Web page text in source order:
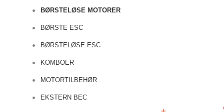
BØRSTELØSE MOTORER
BØRSTE ESC
BØRSTELØSE ESC
KOMBOER
MOTORTILBEHØR
EKSTERN BEC